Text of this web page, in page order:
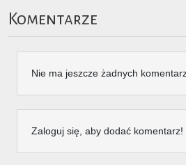
Komentarze
Nie ma jeszcze żadnych
Zaloguj się, aby dodać komentarz!